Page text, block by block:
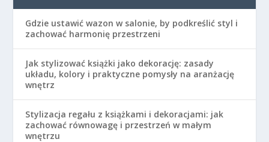
Gdzie ustawić wazon w salonie, by podkreślić styl i
zachować harmonię przestrzeni
Jak stylizować książki jako dekorację: zasady
układu, kolory i praktyczne pomysły na aranżację
wnętrz
Stylizacja regału z książkami i dekoracjami: jak
zachować równowagę i przestrzeń w małym
wnętrzu